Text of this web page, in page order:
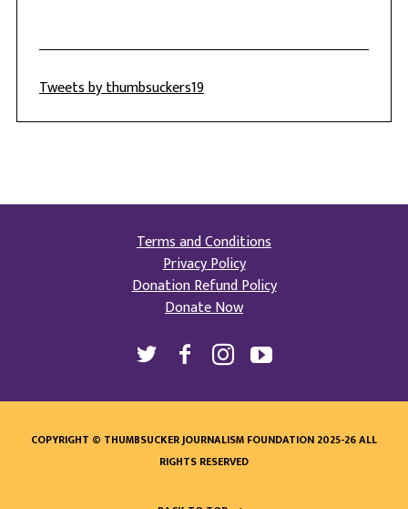
Tweets by thumbsuckers19
Terms and Conditions
Privacy Policy
Donation Refund Policy
Donate Now
COPYRIGHT © THUMBSUCKER JOURNALISM FOUNDATION 2025-26 ALL
RIGHTS RESERVED